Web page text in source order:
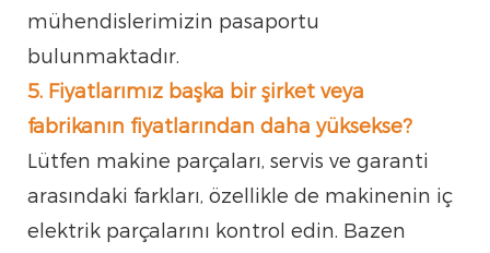
mühendislerimizin pasaportu
bulunmaktadır.
5. Fiyatlarımız başka bir şirket veya
fabrikanın fiyatlarından daha yüksekse?
Lütfen makine parçaları, servis ve garanti
arasındaki farkları, özellikle de makinenin iç
elektrik parçalarını kontrol edin. Bazen